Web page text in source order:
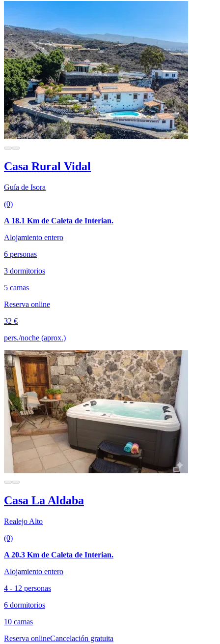
Casa Rural Vidal
Guía de Isora
(0)
A 18.1 Km de Caleta de Interian.
Alojamiento entero
6 personas
3 dormitorios
5 camas
Reserva online
32 €
pers./noche (aprox.)
Casa La Aldaba
Realejo Alto
(0)
A 20.3 Km de Caleta de Interian.
Alojamiento entero
4 - 12 personas
6 dormitorios
10 camas
Reserva onlineCancelación gratuita